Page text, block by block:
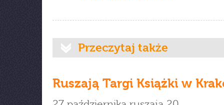
Przeczytaj także
Ruszają Targi Książki w